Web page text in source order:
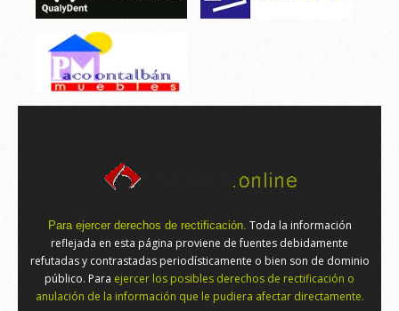
Para ejercer derechos de rectificación. Toda la información
reflejada en esta página proviene de fuentes debidamente
refutadas y contrastadas periodísticamente o bien son de dominio
público. Para ejercer los posibles derechos de rectificación o
anulación de la información que le pudiera afectar directamente.